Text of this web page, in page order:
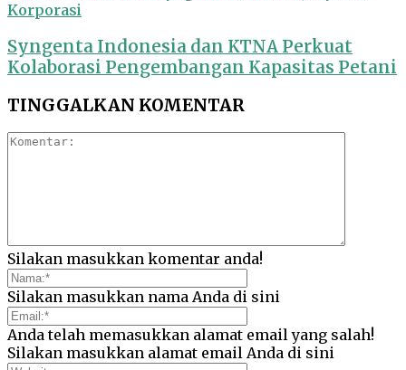
Korporasi
Syngenta Indonesia dan KTNA Perkuat
Kolaborasi Pengembangan Kapasitas Petani
TINGGALKAN KOMENTAR
Silakan masukkan komentar anda!
Silakan masukkan nama Anda di sini
Anda telah memasukkan alamat email yang salah!
Silakan masukkan alamat email Anda di sini